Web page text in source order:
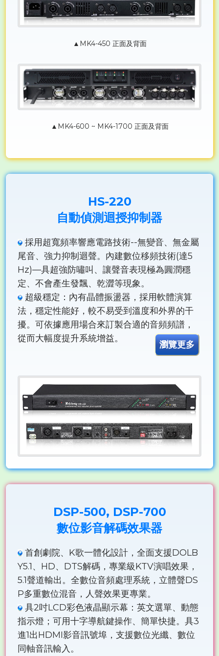
▲MK4-450 正面及背面
▲MK4-600 ~ MK4-1700 正面及背面
HS-220
自動偵測迴授抑制器
採用超寬頻率響應電路技術--無變音、無金屬
尾音、強力抑制迴聲。內建數位移頻技術(達5
Hz)—具超強防嘯叫、讓聲音表現極為圓潤穩
定、不會產生發飄、乾澀等現象。
超級穩定：內有晶體振盪器，採用軟體演算
法，穩定性能好，較不易受到溫度和外界的干
擾。可依據應用場合來訂製合適的音頻頻譜，
從而大幅度提升系統增益。
瀏覽更多
DSP-500, DSP-700
數位影音解碼效果器
首創劇院、K歌一體化設計，全面支援DOLB
Y5.1、HD、DTS解碼，專業級KTV演唱效果，
5.1聲道輸出。全數位音頻處理系統，立體聲DS
P多重數位混音，人聲效果更專業。
具2吋LCD彩色液晶顯示幕：英文選單、動態
指示燈；可用十字導航鍵操作、簡單快捷。具3
進1出HDMI影音訊號埠，支援數位光纖、數位
同軸音訊輸入。